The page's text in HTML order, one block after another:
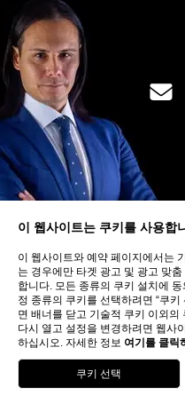
이 웹사이트는 쿠키를 사용합
이 웹사이트와 예약 페이지에서는
는 경우에만 타겟 광고 및 광고 맞
합니다. 모든 종류의 쿠키 설치에
정 종류의 쿠키를 선택하려면 “쿠키
면 배너를 닫고 기술적 쿠키 이외
다시 열고 설정을 변경하려면 웹사
하십시오. 자세한 정보 여기를 클릭